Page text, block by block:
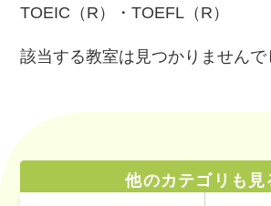
TOEIC（R）・TOEFL（R）
該当する教室は見つかりませんで
他のカテゴリも見